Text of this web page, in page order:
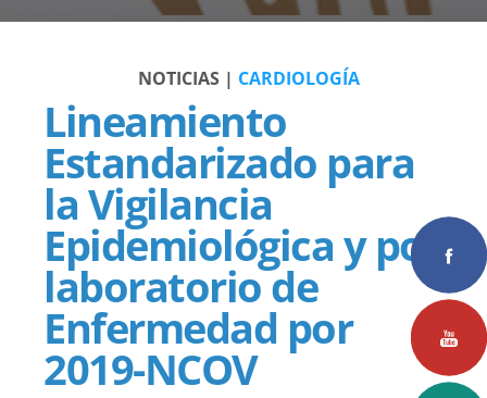
NOTICIAS | CARDIOLOGÍA
Lineamiento
Estandarizado para
la Vigilancia
Epidemiológica y por
laboratorio de
Enfermedad por
2019-NCOV